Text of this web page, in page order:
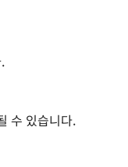
수 있습니다.